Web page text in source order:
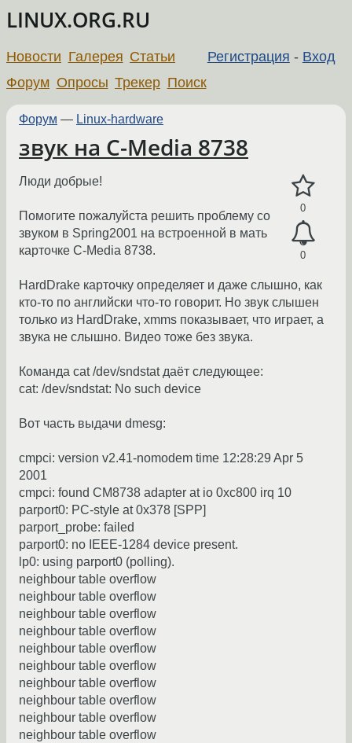
LINUX.ORG.RU
Регистрация - Вход
Новости Галерея Статьи
Форум Опросы Трекер Поиск
Форум — Linux-hardware
звук на C-Media 8738
0
0
Люди добрые!
Помогите пожалуйста решить проблему со
звуком в Spring2001 на встроенной в мать
карточке C-Media 8738.
HardDrake карточку определяет и даже слышно, как
кто-то по английски что-то говорит. Но звук слышен
только из HardDrake, xmms показывает, что играет, а
звука не слышно. Видео тоже без звука.
Команда cat /dev/sndstat даёт следующее:
cat: /dev/sndstat: No such device
Вот часть выдачи dmesg:
cmpci: version v2.41-nomodem time 12:28:29 Apr 5
2001
cmpci: found CM8738 adapter at io 0xc800 irq 10
parport0: PC-style at 0x378 [SPP]
parport_probe: failed
parport0: no IEEE-1284 device present.
lp0: using parport0 (polling).
neighbour table overflow
neighbour table overflow
neighbour table overflow
neighbour table overflow
neighbour table overflow
neighbour table overflow
neighbour table overflow
neighbour table overflow
neighbour table overflow
neighbour table overflow